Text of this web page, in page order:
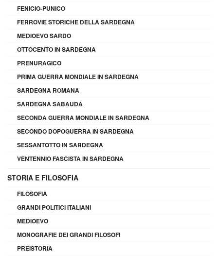
FENICIO-PUNICO
FERROVIE STORICHE DELLA SARDEGNA
MEDIOEVO SARDO
OTTOCENTO IN SARDEGNA
PRENURAGICO
PRIMA GUERRA MONDIALE IN SARDEGNA
SARDEGNA ROMANA
SARDEGNA SABAUDA
SECONDA GUERRA MONDIALE IN SARDEGNA
SECONDO DOPOGUERRA IN SARDEGNA
SESSANTOTTO IN SARDEGNA
VENTENNIO FASCISTA IN SARDEGNA
STORIA E FILOSOFIA
FILOSOFIA
GRANDI POLITICI ITALIANI
MEDIOEVO
MONOGRAFIE DEI GRANDI FILOSOFI
PREISTORIA